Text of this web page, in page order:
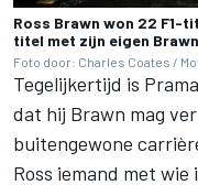
Ross Brawn won 22 F1-
titel met zijn eigen
Foto door: Charles Coates /
Tegelijkertijd is
dat hij Brawn mag
buitengewone
Ross iemand met